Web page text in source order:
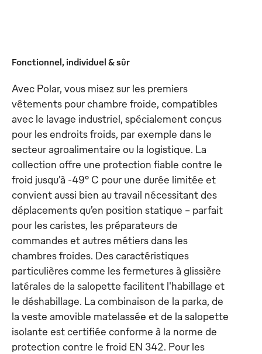
Fonctionnel, individuel & sûr
Avec Polar, vous misez sur les premiers
vêtements pour chambre froide, compatibles
avec le lavage industriel, spécialement conçus
pour les endroits froids, par exemple dans le
secteur agroalimentaire ou la logistique. La
collection offre une protection fiable contre le
froid jusqu’à -49° C pour une durée limitée et
convient aussi bien au travail nécessitant des
déplacements qu’en position statique - parfait
pour les caristes, les préparateurs de
commandes et autres métiers dans les
chambres froides. Des caractéristiques
particulières comme les fermetures à glissière
latérales de la salopette facilitent l'habillage et
le déshabillage. La combinaison de la parka, de
la veste amovible matelassée et de la salopette
isolante est certifiée conforme à la norme de
protection contre le froid EN 342. Pour les